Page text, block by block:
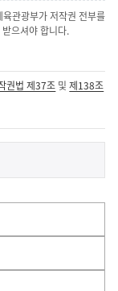
관광부가 저작권 전부를
으셔야 합니다.
권법 제37조 및제138조